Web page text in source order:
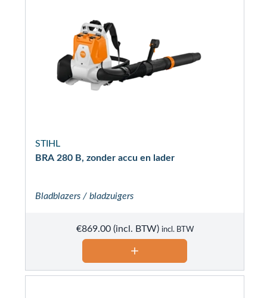
STIHL
BRA 280 B, zonder accu en lader
Bladblazers / bladzuigers
€869.00 incl. BTW